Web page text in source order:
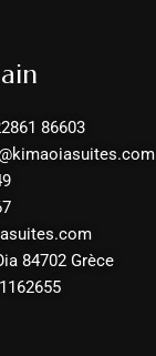
86603
84702 Grèce